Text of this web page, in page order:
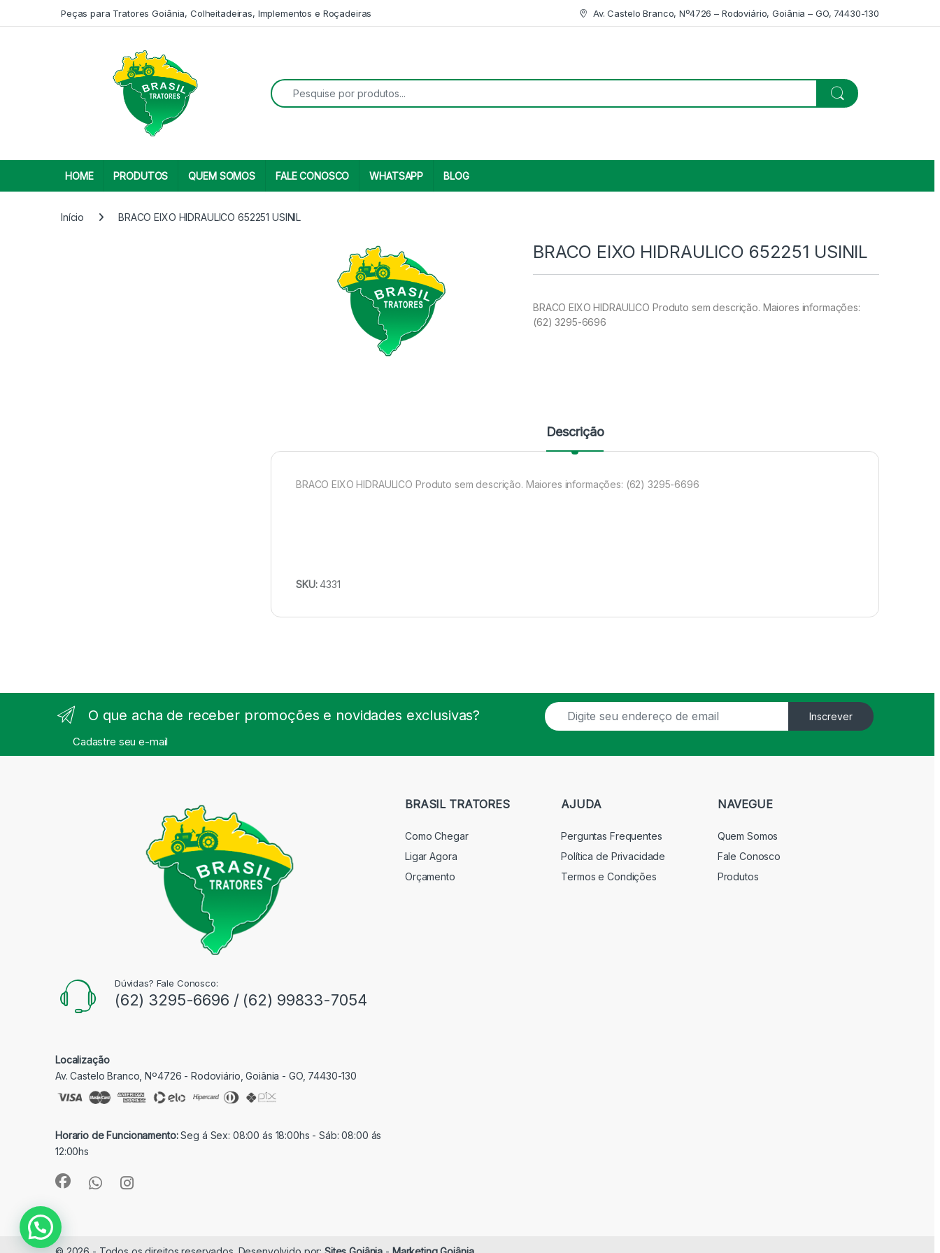
Peças para Tratores Goiânia, Colheitadeiras, Implementos e Roçadeiras Av. Castelo Branco, Nº4726 – Rodoviário, Goiânia – GO, 74430-130
Search for:
HOME PRODUTOS QUEM SOMOS FALE CONOSCO WHATSAPP BLOG
Início BRACO EIXO HIDRAULICO 652251 USINIL
BRACO EIXO HIDRAULICO 652251 USINIL
BRACO EIXO HIDRAULICO Produto sem descrição. Maiores informações:
(62) 3295-6696
Descrição
BRACO EIXO HIDRAULICO Produto sem descrição. Maiores informações: (62) 3295-6696
SKU:4331
O que acha de receber promoções e novidades exclusivas?
Cadastre seu e-mail
E
m
Inscrever
Dúvidas? Fale Conosco:
(62) 3295-6696 / (62) 99833-7054
Localização
Av. Castelo Branco, Nº4726 - Rodoviário, Goiânia - GO, 74430-130
Horario de Funcionamento:Seg á Sex: 08:00 ás 18:00hs - Sáb: 08:00 ás
12:00hs
BRASIL TRATORES
Como Chegar
Ligar Agora
Orçamento
AJUDA
Perguntas Frequentes
Política de Privacidade
Termos e Condições
NAVEGUE
Quem Somos
Fale Conosco
Produtos